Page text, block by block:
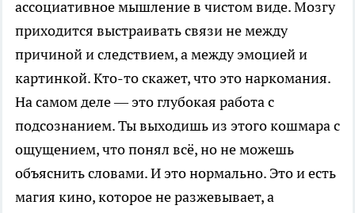
ассоциативное мышление в чистом виде. Мозгу
приходится выстраивать связи не между
причиной и следствием, а между эмоцией и
картинкой. Кто-то скажет, что это наркомания.
На самом деле — это глубокая работа с
подсознанием. Ты выходишь из этого кошмара с
ощущением, что понял всё, но не можешь
объяснить словами. И это нормально. Это и есть
магия кино, которое не разжевывает, а